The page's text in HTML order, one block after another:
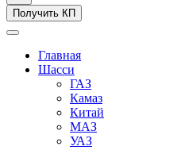
Получить КП
Главная
Шасси
ГАЗ
Камаз
Китай
МАЗ
УАЗ